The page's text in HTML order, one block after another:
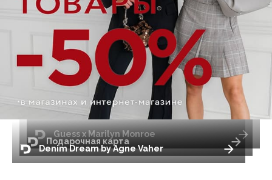
Denim Dream by Agne Vaher
Подарочная карта
Guess x Marilyn Monroe